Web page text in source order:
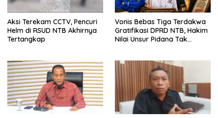
Aksi Terekam CCTV, Pencuri
Helm di RSUD NTB Akhirnya
Tertangkap
Vonis Bebas Tiga Terdakwa
Gratifikasi DPRD NTB, Hakim
Nilai Unsur Pidana Tak